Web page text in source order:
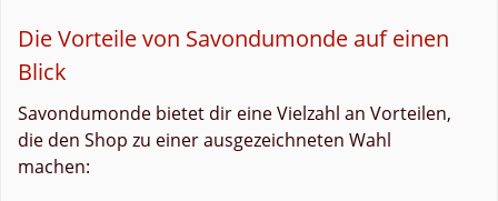
Die Vorteile von Savondumonde auf einen
Blick
Savondumonde bietet dir eine Vielzahl an Vorteilen,
die den Shop zu einer ausgezeichneten Wahl
machen: